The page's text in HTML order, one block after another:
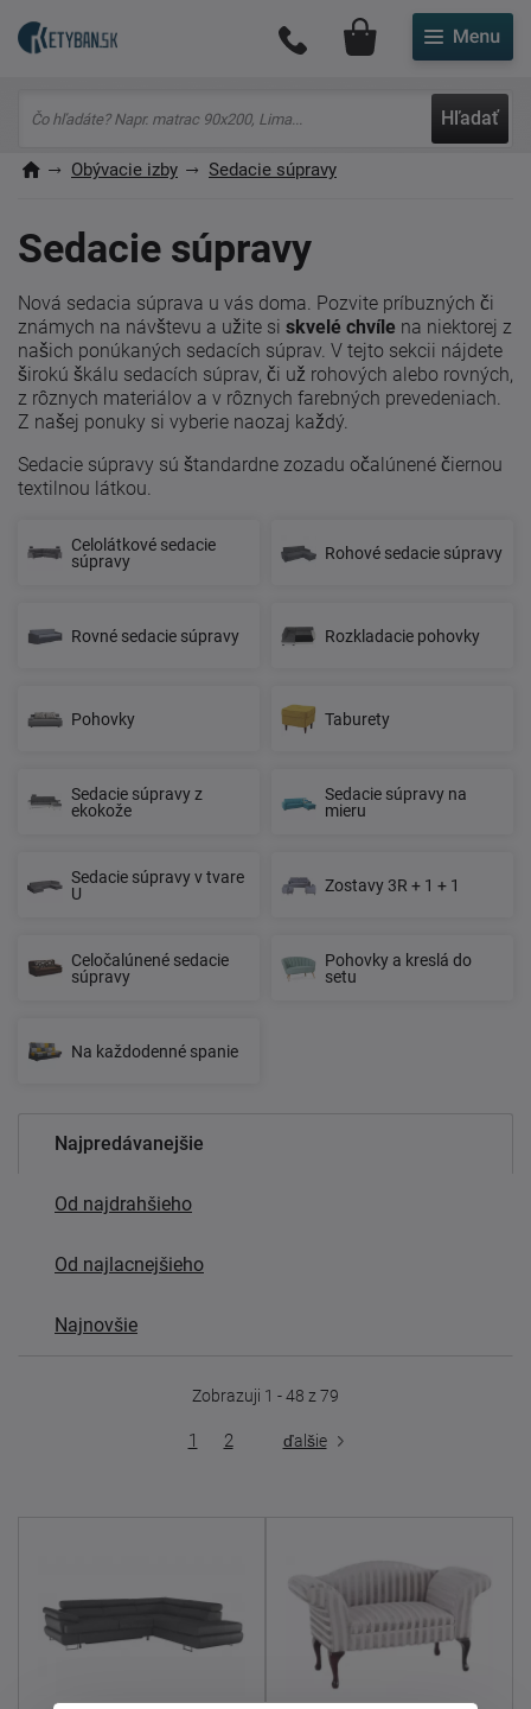
Hľadať
Môj účet
Obývacie izby Sedacie súpravy
Sedacie súpravy
Nová sedacia súprava u vás doma. Pozvite príbuzných či
známych na návštevu a užite si skvelé chvíle na niektorej z
našich ponúkaných sedacích súprav. V tejto sekcii nájdete
širokú škálu sedacích súprav, či už rohových alebo rovných,
z rôznych materiálov a v rôznych farebných prevedeniach.
Z našej ponuky si vyberie naozaj každý.
Sedacie súpravy sú štandardne zozadu očalúnené čiernou
textilnou látkou.
Celolátkové sedacie
súpravy
Rohové sedacie súpravy
Rovné sedacie súpravy Rozkladacie pohovky
Pohovky Taburety
Sedacie súpravy z
ekokože
Sedacie súpravy na
mieru
Sedacie súpravy v tvare
U
Zostavy 3R + 1 + 1
Celočalúnené sedacie
súpravy
Pohovky a kreslá do
setu
Na každodenné spanie
Najpredávanejšie
Od najdrahšieho
Od najlacnejšieho
Najnovšie
Zobrazuji 1 - 48 z 79
2
1 ďalšie